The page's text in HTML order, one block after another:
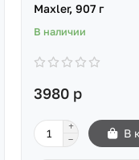
Maxler, 907 г
В наличии
3980 р
В